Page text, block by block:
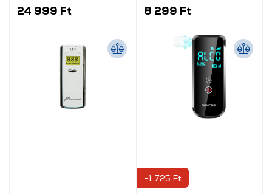
24 999 Ft 8 299 Ft
-1 725 Ft